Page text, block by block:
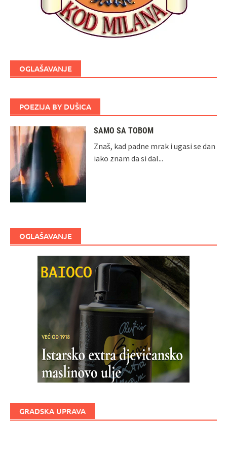
OGLAŠAVANJE
POEZIJA BY DUŠICA
SAMO SA TOBOM
Znaš, kad padne mrak i ugasi se dan
iako znam da si dal...
OGLAŠAVANJE
GRADSKA UPRAVA